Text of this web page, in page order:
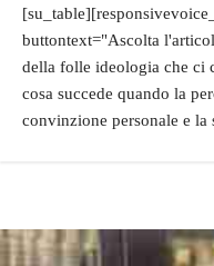
buttontext="Ascolta
della folle ideologia che ci
cosa succede quando la
convinzione personale e